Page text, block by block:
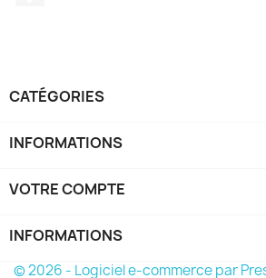
CATÉGORIES
INFORMATIONS
VOTRE COMPTE
INFORMATIONS
© 2026 - Logiciel e-commerce par